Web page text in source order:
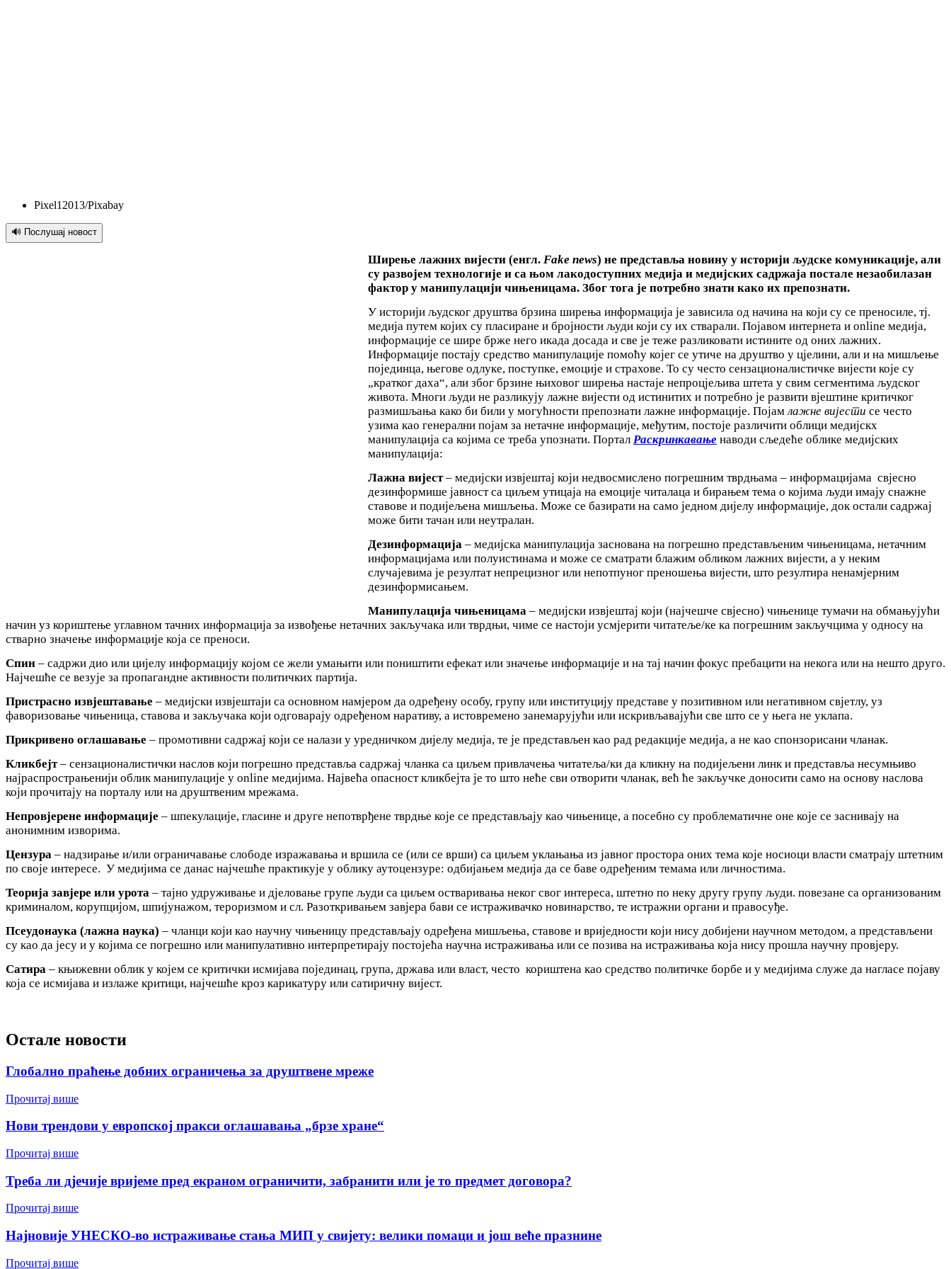
Pixel12013/Pixabay
🔊 Послушај новост
Ширење лажних вијести (енгл. Fake news) не представља новину у историји људске комуникације, али
су развојем технологије и са њом лакодоступних медија и медијских садржаја постале незаобилазан
фактор у манипулацији чињеницама. Због тога је потребно знати како их препознати.
У историји људског друштва брзина ширења информација је зависила од начина на који су се преносиле, тј.
медија путем којих су пласиране и бројности људи који су их стварали. Појавом интернета и online медија,
информације се шире брже него икада досада и све је теже разликовати истините од оних лажних.
Информације постају средство манипулације помоћу којег се утиче на друштво у цјелини, али и на мишљење
појединца, његове одлуке, поступке, емоције и страхове. То су често сензационалистичке вијести које су
„кратког даха“, али због брзине њиховог ширења настаје непроцјељива штета у свим сегментима људског
живота. Многи људи не разликују лажне вијести од истинитих и потребно је развити вјештине критичког
размишљања како би били у могућности препознати лажне информације. Појам лажне вијести се често
узима као генерални појам за нетачне информације, међутим, постоје различити облици медијскх
манипулација са којима се треба упознати. Портал Раскринкавање наводи сљедеће облике медијских
манипулација:
Лажна вијест– медијски извјештај који недвосмислено погрешним тврдњама – информацијама свјесно
дезинформише јавност са циљем утицаја на емоције читалаца и бирањем тема о којима људи имају снажне
ставове и подијељена мишљења. Може се базирати на само једном дијелу информације, док остали садржај
може бити тачан или неутралан.
Дезинформација – медијска манипулација заснована на погрешно представљеним чињеницама, нетачним
информацијама или полуистинама и може се сматрати блажим обликом лажних вијести, а у неким
случајевима је резултат непрецизног или непотпуног преношења вијести, што резултира ненамјерним
дезинформисањем.
Манипулација чињеницама – медијски извјештај који (најчешче свјесно) чињенице тумачи на обмањујући
начин уз кориштење углавном тачних информација за извођење нетачних закључака или тврдњи, чиме се настоји усмјерити читатеље/ке ка погрешним закључцима у односу на
стварно значење информације која се преноси.
Спин – садржи дио или цијелу информацију којом се жели умањити или поништити ефекат или значење информације и на тај начин фокус пребацити на некога или на нешто друго.
Најчешће се везује за пропагандне активности политичких партија.
Пристрасно извјештавање – медијски извјештаји са основном намјером да одређену особу, групу или институцију представе у позитивном или негативном свјетлу, уз
фаворизовање чињеница, ставова и закључака који одговарају одређеном наративу, а истовремено занемарујући или искривљавајући све што се у њега не уклапа.
Прикривено оглашавање – промотивни садржај који се налази у уредничком дијелу медија, те је представљен као рад редакције медија, а не као спонзорисани чланак.
Кликбејт– сензационалистички наслов који погрешно представља садржај чланка са циљем привлачења читатеља/ки да кликну на подијељени линк и представља несумњиво
најраспрострањенији облик манипулације у online медијима. Највећа опасност кликбејта је то што неће сви отворити чланак, већ ће закључке доносити само на основу наслова
који прочитају на порталу или на друштвеним мрежама.
Непровјерене информације – шпекулације, гласине и друге непотврђене тврдње које се представљају као чињенице, а посебно су проблематичне оне које се заснивају на
анонимним изворима.
Цензура – надзирање и/или ограничавање слободе изражавања и вршила се (или се врши) са циљем уклањања из јавног простора оних тема које носиоци власти сматрају штетним
по своје интересе. У медијима се данас најчешће практикује у облику аутоцензуре: одбијањем медија да се баве одређеним темама или личностима.
Теорија завјере или урота – тајно удруживање и дјеловање групе људи са циљем остваривања неког свог интереса, штетно по неку другу групу људи. повезане са организованим
криминалом, корупцијом, шпијунажом, тероризмом и сл. Разоткривањем завјера бави се истраживачко новинарство, те истражни органи и правосуђе.
Псеудонаука (лажна наука) – чланци који као научну чињеницу представљају одређена мишљења, ставове и вриједности који нису добијени научном методом, а представљени
су као да јесу и у којима се погрешно или манипулативно интерпретирају постојећа научна истраживања или се позива на истраживања која нису прошла научну провјеру.
Сатира – књижевни облик у којем се критички исмијава појединац, група, држава или власт, често кориштена као средство политичке борбе и у медијима служе да нагласе појаву
која се исмијава и излаже критици, најчешће кроз карикатуру или сатиричну вијест.
Остале новости
Глобално праћење добних ограничења за друштвене мреже
Прочитај више
Нови трендови у европској пракси оглашавања „брзе хране“
Прочитај више
Треба ли дјечије вријеме пред екраном ограничити, забранити или је то предмет договора?
Прочитај више
Најновије УНЕСКО-во истраживање стања МИП у свијету: велики помаци и још веће празнине
Прочитај више